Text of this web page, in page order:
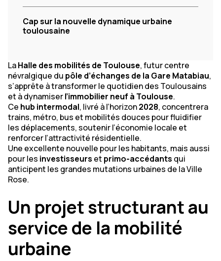
Cap sur la nouvelle dynamique urbaine
toulousaine
LaHalle des mobilités de Toulouse, futur centre
névralgique du pôle d’échanges de la Gare Matabiau,
s’apprête à transformer le quotidien des Toulousains
et à dynamiserl’immobilier neuf à Toulouse.
Ce hub intermodal, livré à l’horizon2028, concentrera
trains, métro, bus et mobilités douces pour fluidifier
les déplacements, soutenir l’économie locale et
renforcer l’attractivité résidentielle.
Une excellente nouvelle pour les habitants, mais aussi
pour les investisseurs et primo-accédants qui
anticipent les grandes mutations urbaines de la Ville
Rose.
Un projet structurant au
service de la mobilité
urbaine